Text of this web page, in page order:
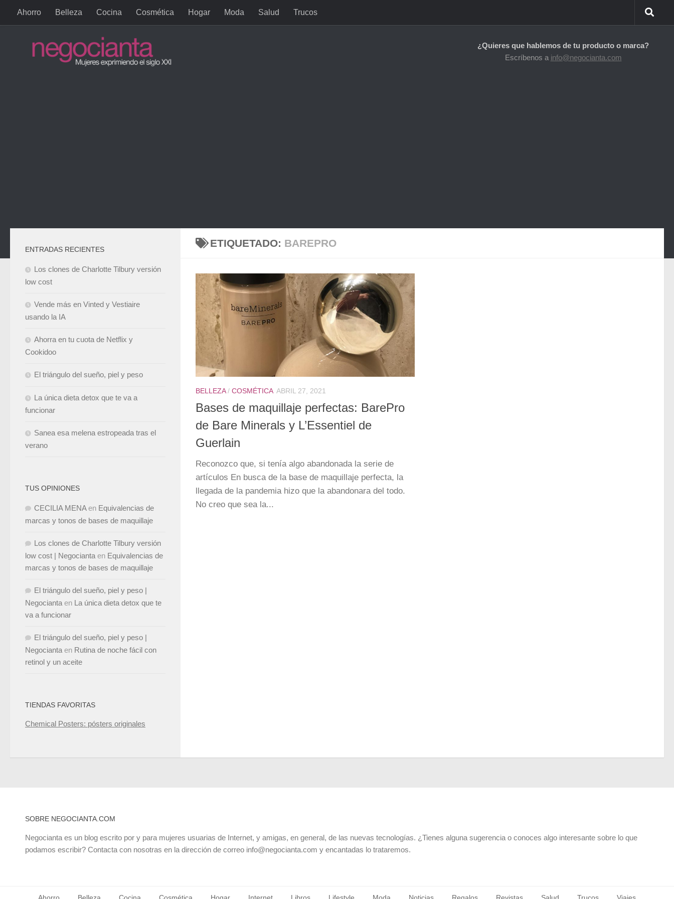
Saltar al contenido
Ahorro Belleza Cocina Cosmética Hogar Moda Salud Trucos
¿Quieres que hablemos de tu producto o marca?
Escríbenos a info@negocianta.com
ETIQUETADO: BAREPRO
BELLEZA/ COSMÉTICA ABRIL 27, 2021
Bases de maquillaje perfectas: BarePro
de Bare Minerals y L’Essentiel de
Guerlain
Reconozco que, si tenía algo abandonada la serie de
artículos En busca de la base de maquillaje perfecta, la
llegada de la pandemia hizo que la abandonara del todo.
No creo que sea la...
ENTRADAS RECIENTES
Los clones de Charlotte Tilbury versión
low cost
Vende más en Vinted y Vestiaire
usando la IA
Ahorra en tu cuota de Netflix y
Cookidoo
El triángulo del sueño, piel y peso
La única dieta detox que te va a
funcionar
Sanea esa melena estropeada tras el
verano
TUS OPINIONES
CECILIA MENAen Equivalencias de
marcas y tonos de bases de maquillaje
Los clones de Charlotte Tilbury versión
low cost | Negocianta en Equivalencias de
marcas y tonos de bases de maquillaje
El triángulo del sueño, piel y peso |
Negocianta en La única dieta detox que te
va a funcionar
El triángulo del sueño, piel y peso |
Negocianta en Rutina de noche fácil con
retinol y un aceite
TIENDAS FAVORITAS
Chemical Posters: pósters originales
SOBRE NEGOCIANTA.COM
Negocianta es un blog escrito por y para mujeres usuarias de Internet, y amigas, en general, de las nuevas tecnologías. ¿Tienes alguna sugerencia o conoces algo interesante sobre lo que
podamos escribir? Contacta con nosotras en la dirección de correo info@negocianta.com y encantadas lo trataremos.